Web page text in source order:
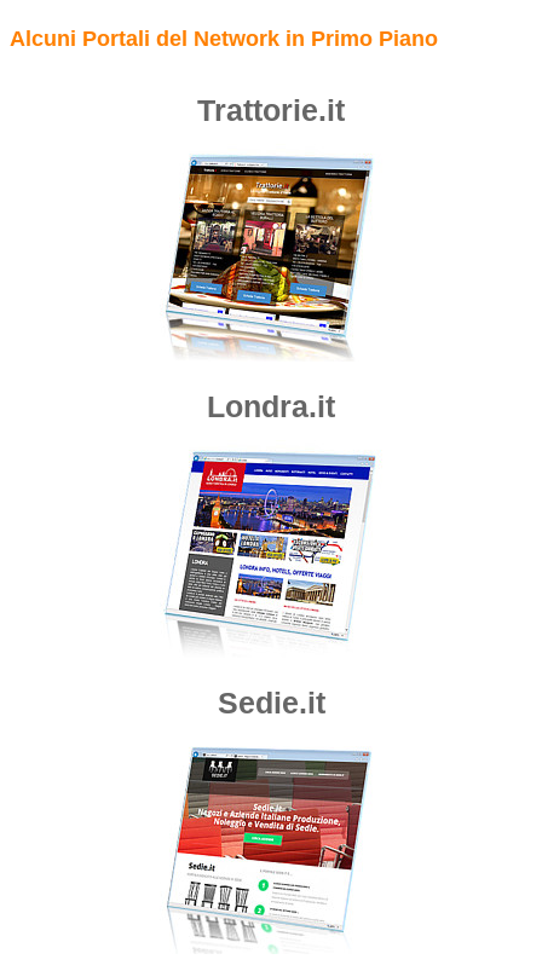
Alcuni Portali del Network in Primo Piano
Trattorie.it
Londra.it
Sedie.it